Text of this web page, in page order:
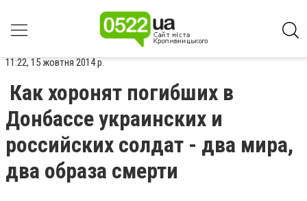
11:22, 15 жовтня 2014 р.
Как хоронят погибших в
Донбассе украинских и
российских солдат - два мира,
два образа смерти